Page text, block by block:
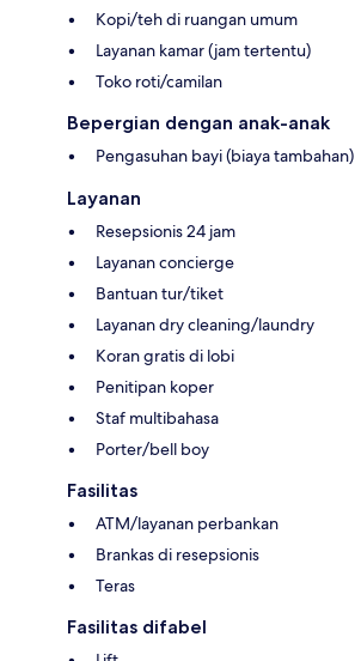
Kopi/teh di ruangan umum
Layanan kamar (jam tertentu)
Toko roti/camilan
Bepergian dengan anak-anak
Pengasuhan bayi (biaya tambahan)
Layanan
Resepsionis 24 jam
Layanan concierge
Bantuan tur/tiket
Layanan dry cleaning/laundry
Koran gratis di lobi
Penitipan koper
Staf multibahasa
Porter/bell boy
Fasilitas
ATM/layanan perbankan
Brankas di resepsionis
Teras
Fasilitas difabel